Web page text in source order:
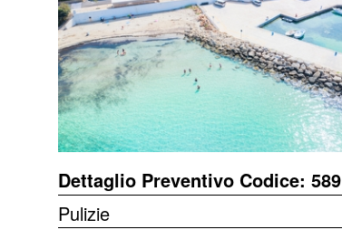
Dettaglio Preventivo Codice: 589
Pulizie